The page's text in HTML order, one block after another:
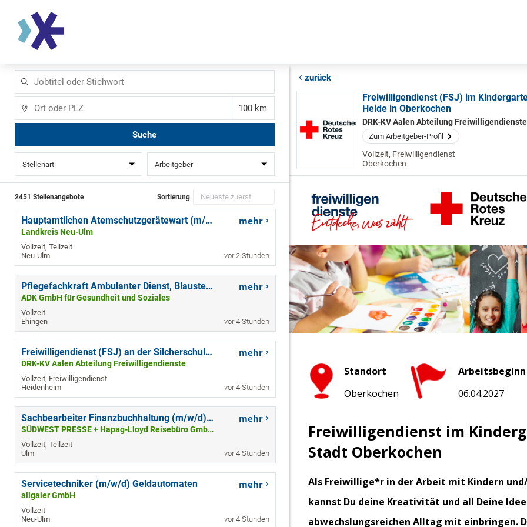
oder
Stichwort
Entfernung
Suche
Stellenart Arbeitgeber
2451 Stellenangebote Sortierung
Hauptamtlichen Atemschutzgerätewart (m/w/d)
Landkreis Neu-Ulm
Vollzeit, Teilzeit
Neu-Ulm
mehr
vor 2 Stunden
Pflegefachkraft Ambulanter Dienst, Blaustein (m/w/d)
ADK GmbH für Gesundheit und Soziales
Vollzeit
Ehingen
mehr
vor 4 Stunden
Freiwilligendienst (FSJ) an der Silcherschule Mergelstetten
DRK-KV Aalen Abteilung Freiwilligendienste
Vollzeit, Freiwilligendienst
Heidenheim
mehr
vor 4 Stunden
Sachbearbeiter Finanzbuchhaltung (m/w/d) in Vollzeit - Standort Ulm
SÜDWEST PRESSE + Hapag-Lloyd Reisebüro GmbH & Co. KG
Vollzeit, Teilzeit
Ulm
mehr
vor 4 Stunden
Servicetechniker (m/w/d) Geldautomaten
allgaier GmbH
Vollzeit
Neu-Ulm
mehr
vor 4 Stunden
zurück
Freiwilligendienst (FSJ) im
Heide in Oberkochen
DRK-KV Aalen Abteilung Freiwilligendienste
Zum Arbeitgeber-Profil
Vollzeit, Freiwilligendienst
Oberkochen